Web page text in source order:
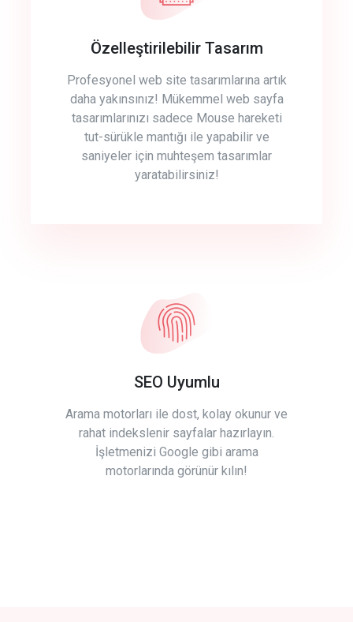
Özelleştirilebilir Tasarım
Profesyonel web site tasarımlarına artık
daha yakınsınız! Mükemmel web sayfa
tasarımlarınızı sadece Mouse hareketi
tut-sürükle mantığı ile yapabilir ve
saniyeler için muhteşem tasarımlar
yaratabilirsiniz!
SEO Uyumlu
Arama motorları ile dost, kolay okunur ve
rahat indekslenir sayfalar hazırlayın.
İşletmenizi Google gibi arama
motorlarında görünür kılın!